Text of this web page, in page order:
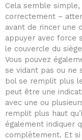
Cela semble
correctement –
avant de rincer une
appuyer avec force
le couvercle du
Vous pouvez
se vidant pas ou ne
bol se remplit plus
peut être une
avec une ou
remplit plus haut
également indiquer
complètement. Et si